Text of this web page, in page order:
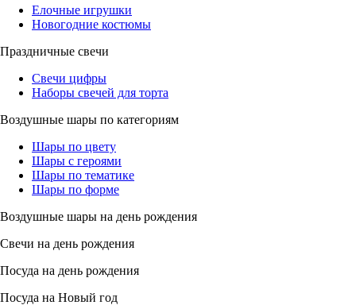
Елочные игрушки
Новогодние костюмы
Праздничные свечи
Свечи цифры
Наборы свечей для торта
Воздушные шары по категориям
Шары по цвету
Шары с героями
Шары по тематике
Шары по форме
Воздушные шары на день рождения
Свечи на день рождения
Посуда на день рождения
Посуда на Новый год